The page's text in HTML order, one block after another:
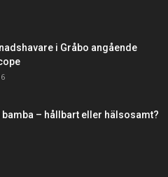
i Gråbo angående
– hållbart eller hälsosamt?